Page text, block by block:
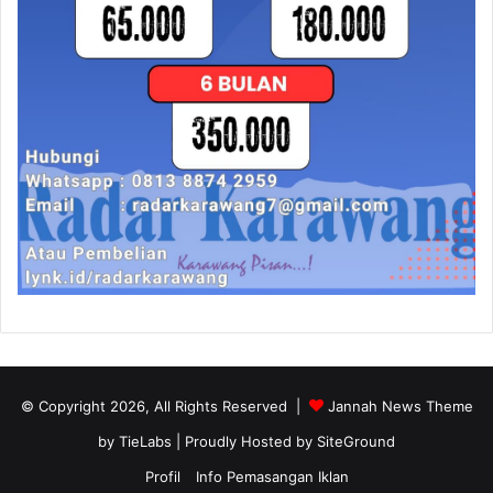
© Copyright 2026, All Rights Reserved |
Jannah News Theme
by TieLabs | Proudly Hosted by SiteGround
Profil
Info Pemasangan Iklan